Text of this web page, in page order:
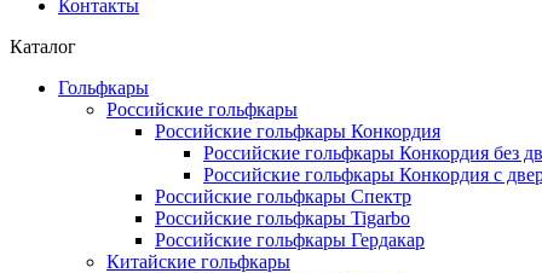
Контакты
Каталог
Гольфкары
Российские гольфкары
Российские гольфкары Конкордия
Российские гольфкары Конкордия без
Российские гольфкары Конкордия с
Российские гольфкары Спектр
Российские гольфкары Tigarbo
Российские гольфкары Гердакар
Китайские гольфкары